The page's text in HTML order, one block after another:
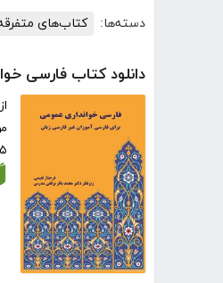
دسته‌ها: کتاب‌های
دانلود کتاب فارسی